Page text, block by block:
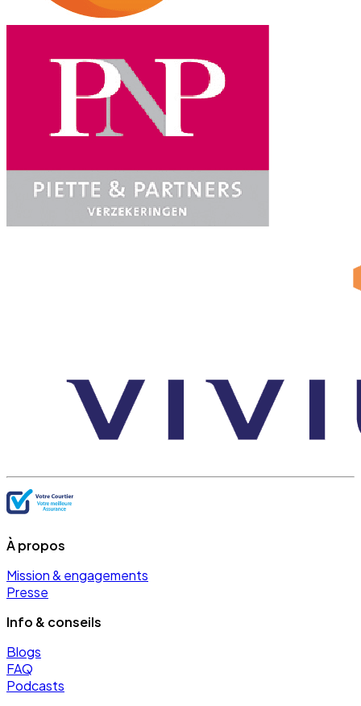
À propos
Mission & engagements
Presse
Info & conseils
Blogs
FAQ
Podcasts